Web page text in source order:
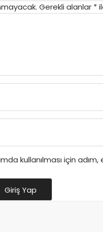
Gerekli alanlar *
kullanılması için
Giriş Yap